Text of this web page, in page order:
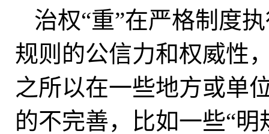
治权“重”在严格制度
规则的公信力和权威性
之所以在一些地方或单
的不完善，比如一些“